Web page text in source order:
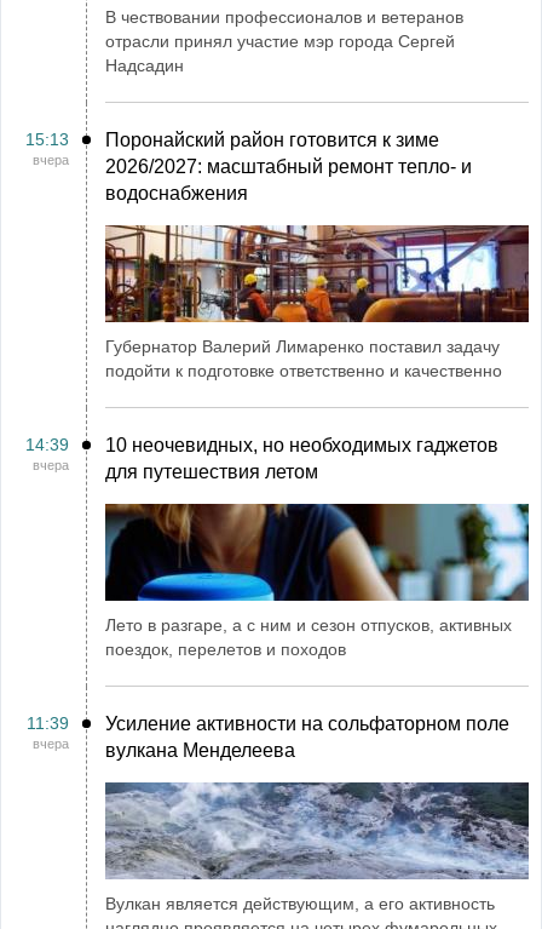
В чествовании профессионалов и ветеранов
отрасли принял участие мэр города Сергей
Надсадин
15:13
вчера
Поронайский район готовится к зиме
2026/2027: масштабный ремонт тепло- и
водоснабжения
Губернатор Валерий Лимаренко поставил задачу
подойти к подготовке ответственно и качественно
14:39
вчера
10 неочевидных, но необходимых гаджетов
для путешествия летом
Лето в разгаре, а с ним и сезон отпусков, активных
поездок, перелетов и походов
11:39
вчера
Усиление активности на сольфаторном поле
вулкана Менделеева
Вулкан является действующим, а его активность